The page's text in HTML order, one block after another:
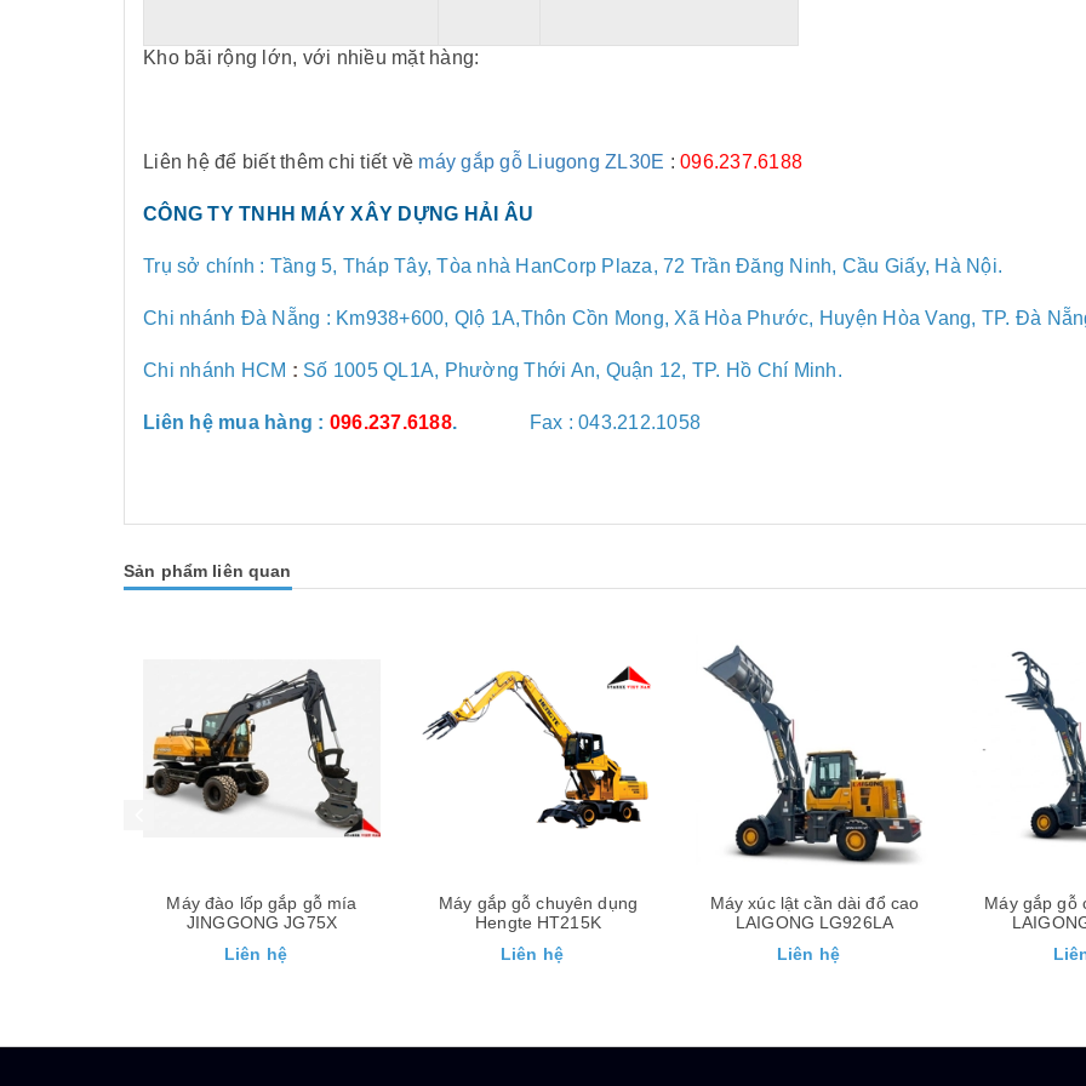
Kho bãi rộng lớn, với nhiều mặt hàng:
Liên hệ để biết thêm chi tiết về máy gắp gỗ Liugong ZL30E : 096.237.6188
CÔNG TY TNHH MÁY XÂY DỰNG HẢI ÂU
Trụ sở chính : Tầng 5, Tháp Tây, Tòa nhà HanCorp Plaza, 72 Trần Đăng Ninh, Cầu Giấy, Hà Nội.
Chi nhánh Đà Nẵng : Km938+600, Qlộ 1A,Thôn Cồn Mong, Xã Hòa Phước, Huyện Hòa Vang, TP. Đà
Chi nhánh HCM : Số 1005 QL1A, Phường Thới An, Quận 12, TP. Hồ Chí Minh.
Liên hệ mua hàng : 096.237.6188. Fax : 043.212.1058
Sản phẩm liên quan
Xem nhanh
Máy gắp gỗ chuyên dụng
Hengte HT215K
Liên hệ
Máy xúc lật cần dài đổ cao
LAIGONG LG926LA
Liên hệ
Máy gắp gỗ cần dài đổ cao
LAIGONG LG926LA
Liên hệ
Máy gắp gỗ